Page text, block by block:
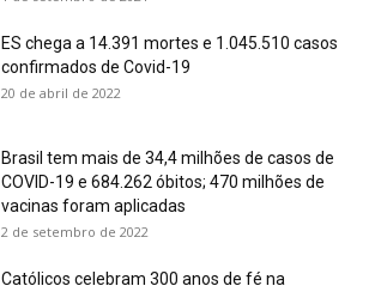
ES chega a 14.391 mortes e 1.045.510 casos
confirmados de Covid-19
20 de abril de 2022
Brasil tem mais de 34,4 milhões de casos de
COVID-19 e 684.262 óbitos; 470 milhões de
vacinas foram aplicadas
2 de setembro de 2022
Católicos celebram 300 anos de fé na